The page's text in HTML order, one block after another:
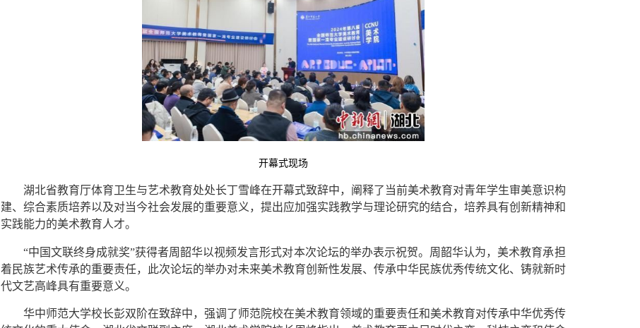
开幕式现场
湖北省教育厅体育卫生与艺术教育处处长丁雪峰在开幕式致辞中，阐释了当前美术教育对青年学生审美意识构
建、综合素质培养以及对当今社会发展的重要意义，提出应加强实践教学与理论研究的结合，培养具有创新精神和
实践能力的美术教育人才。
“中国文联终身成就奖”获得者周韶华以视频发言形式对本次论坛的举办表示祝贺。周韶华认为，美术教育承担
着民族艺术传承的重要责任，此次论坛的举办对未来美术教育创新性发展、传承中华民族优秀传统文化、铸就新时
代文艺高峰具有重要意义。
华中师范大学校长彭双阶在致辞中，强调了师范院校在美术教育领域的重要责任和美术教育对传承中华优秀传